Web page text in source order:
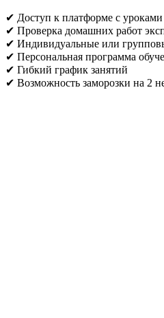
✔ Доступ к платформе с
✔ Проверка домашних работ
✔ Индивидуальные или
✔ Персональная программа
✔ Гибкий график занятий
✔ Возможность заморозки на 2